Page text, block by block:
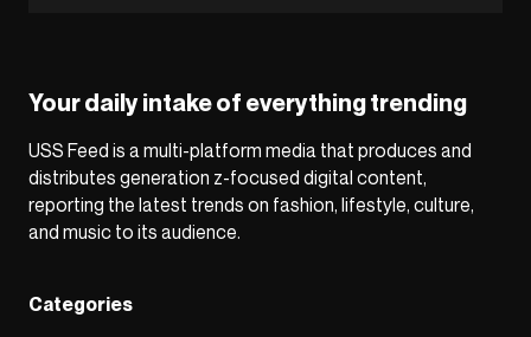
Your daily intake of everything trending
USS Feed is a multi-platform media that produces and
distributes generation z-focused digital content,
reporting the latest trends on fashion, lifestyle, culture,
and music to its audience.
Categories